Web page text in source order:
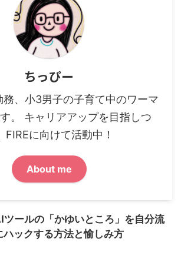
ちっぴー
務、小3男子の子育て中のワーマ
。 キャリアアップを目指しつ
FIREに向けて活動中！
About me
ツールの「かゆいところ」を自分流
ハックする方法と愉しみ方